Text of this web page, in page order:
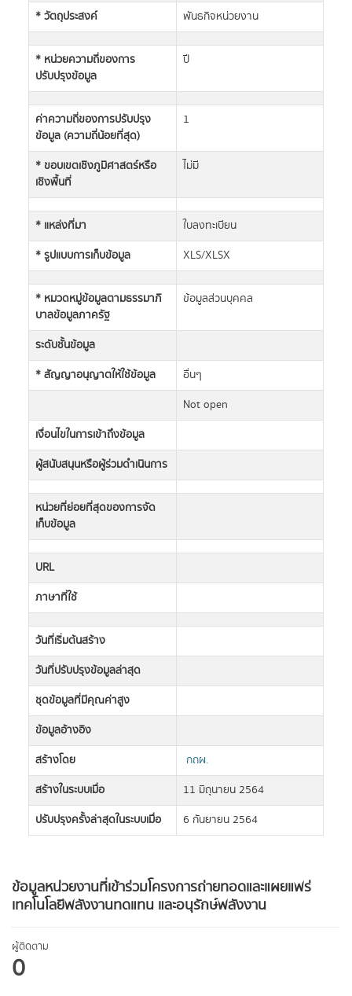
ข้อมูลหน่วยงานที่เข้าร่วมโครงการถ่ายทอดและแผยแพร่
เทคโนโลยีพลังงานทดแทน และอนุรักษ์พลังงาน
ผู้ติดตาม
0
* วัตถุประสงค์
พันธกิจหน่วยงาน
* หน่วยความถี่ของการ
ปรับปรุงข้อมูล
ปี
ค่าความถี่ของการปรับปรุง
ข้อมูล (ความถี่น้อยที่สุด)
1
* ขอบเขตเชิงภูมิศาสตร์หรือ
เชิงพื้นที่
ไม่มี
* แหล่งที่มา
ใบลงทะเบียน
* รูปแบบการเก็บข้อมูล
XLS/XLSX
* หมวดหมู่ข้อมูลตามธรรมาภิ
บาลข้อมูลภาครัฐ
ข้อมูลส่วนบุคคล
ระดับชั้นข้อมูล
* สัญญาอนุญาตให้ใช้ข้อมูล
อื่นๆ
Not open
เงื่อนไขในการเข้าถึงข้อมูล
ผู้สนับสนุนหรือผู้ร่วมดำเนินการ
หน่วยที่ย่อยที่สุดของการจัด
เก็บข้อมูล
URL
ภาษาที่ใช้
วันที่เริ่มต้นสร้าง
วันที่ปรับปรุงข้อมูลล่าสุด
ชุดข้อมูลที่มีคุณค่าสูง
ข้อมูลอ้างอิง
สร้างโดย
กถผ.
สร้างในระบบเมื่อ
11 มิถุนายน 2564
ปรับปรุงครั้งล่าสุดในระบบเมื่อ
6 กันยายน 2564